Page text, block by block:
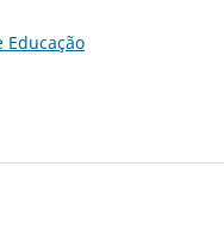
Educação